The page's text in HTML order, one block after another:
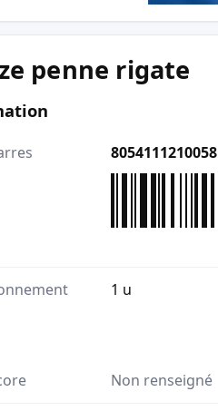
penne rigate
8054111210058
1 u
Non renseigné